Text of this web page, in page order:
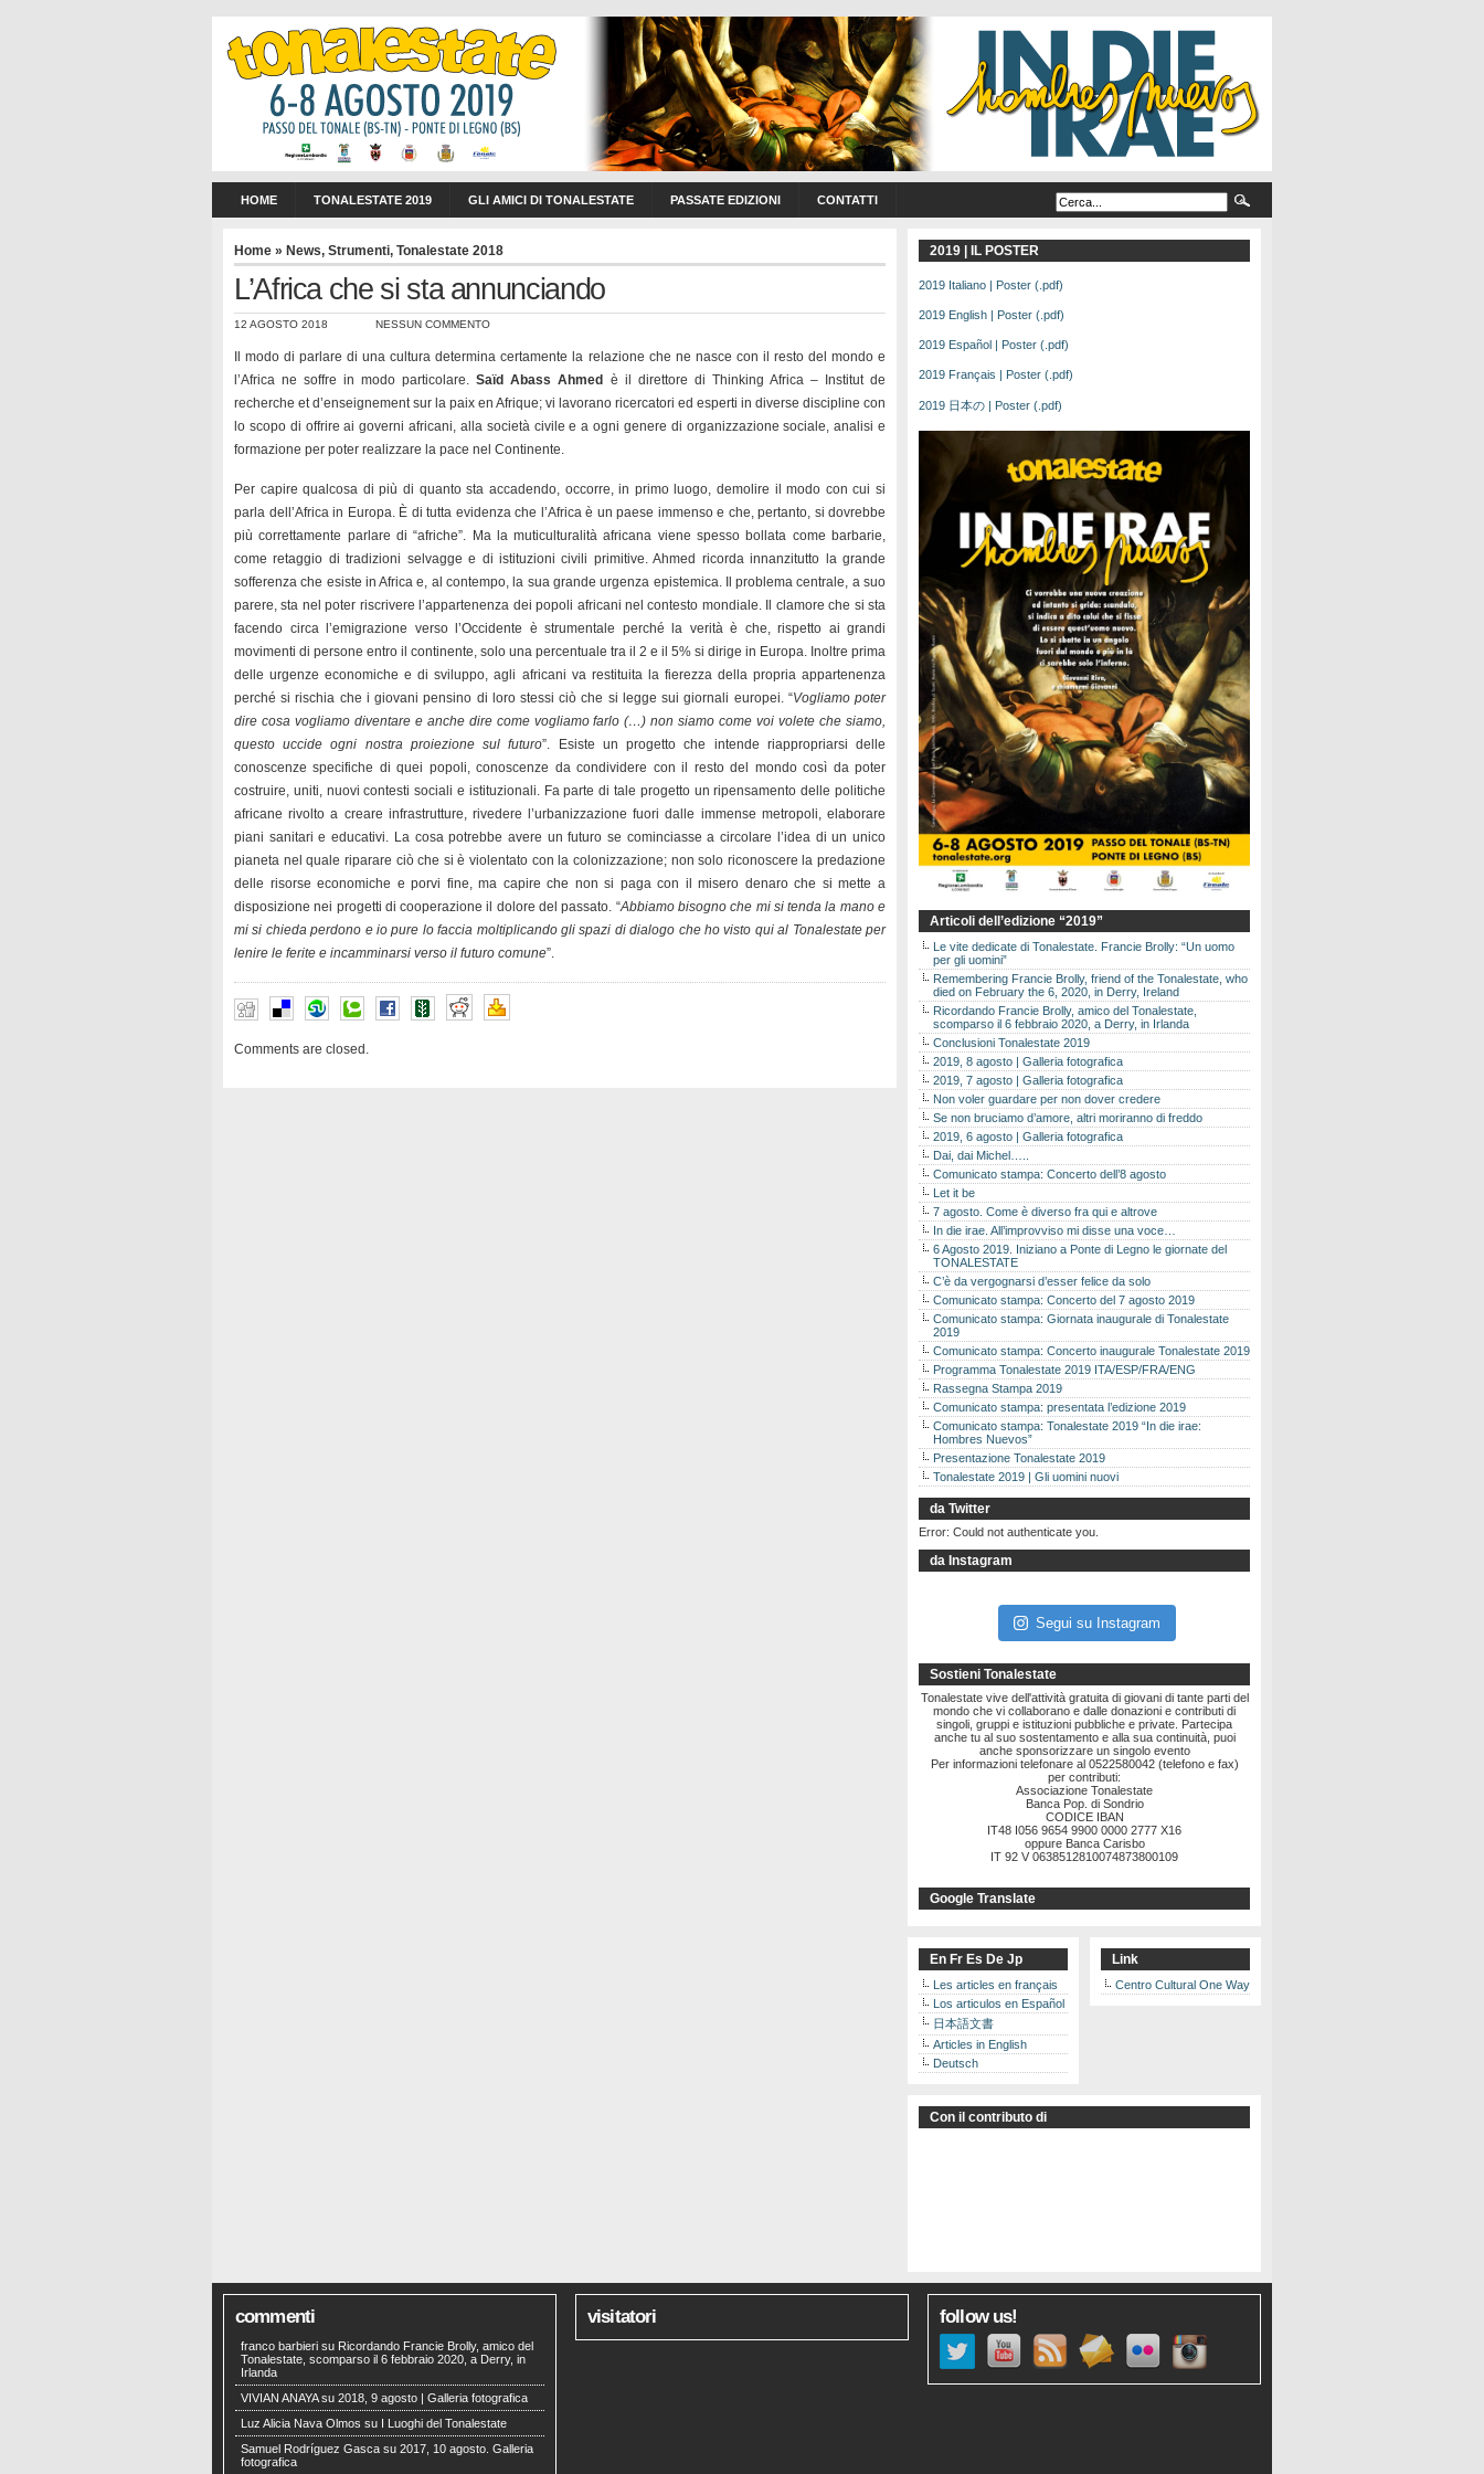
HOME TONALESTATE 2019 GLI AMICI DI TONALESTATE PASSATE EDIZIONI CONTATTI
Home » News, Strumenti, Tonalestate 2018
L’Africa che si sta annunciando
12 AGOSTO 2018 NESSUN COMMENTO
Il modo di parlare di una cultura determina certamente la relazione che ne nasce con il resto del mondo e
l’Africa ne soffre in modo particolare.Saïd Abass Ahmed
è il direttore di Thinking Africa – Institut de
recherche et d’enseignement sur la paix en Afrique; vi lavorano ricercatori ed esperti in diverse discipline con
lo scopo di offrire ai governi africani, alla società civile e a ogni genere di organizzazione sociale, analisi e
formazione per poter realizzare la pace nel Continente.
Per capire qualcosa di più di quanto sta accadendo, occorre, in primo luogo, demolire il modo con cui si
parla dell’Africa in Europa. È di tutta evidenza che l’Africa è un paese immenso e che, pertanto, si dovrebbe
più correttamente parlare di “afriche”. Ma la muticulturalità africana viene spesso bollata come barbarie,
come retaggio di tradizioni selvagge e di istituzioni civili primitive. Ahmed ricorda innanzitutto la grande
sofferenza che esiste in Africa e, al contempo, la sua grande urgenza epistemica. Il problema centrale, a suo
parere, sta nel poter riscrivere l’appartenenza dei popoli africani nel contesto mondiale. Il clamore che si sta
facendo circa l’emigrazione verso l’Occidente è strumentale perché la verità è che, rispetto ai grandi
movimenti di persone entro il continente, solo una percentuale tra il 2 e il 5% si dirige in Europa. Inoltre prima
delle urgenze economiche e di sviluppo, agli africani va restituita la fierezza della propria appartenenza
perché si rischia che i giovani pensino di loro stessi ciò che si legge sui giornali europei. “Vogliamo poter
dire cosa vogliamo diventare e anche dire come vogliamo farlo (…) non siamo come voi volete che siamo,
questo uccide ogni nostra proiezione sul futuro”. Esiste un progetto che intende riappropriarsi delle
conoscenze specifiche di quei popoli, conoscenze da condividere con il resto del mondo così da poter
costruire, uniti, nuovi contesti sociali e istituzionali. Fa parte di tale progetto un ripensamento delle politiche
africane rivolto a creare infrastrutture, rivedere l’urbanizzazione fuori dalle immense metropoli, elaborare
piani sanitari e educativi. La cosa potrebbe avere un futuro se cominciasse a circolare l’idea di un unico
pianeta nel quale riparare ciò che si è violentato con la colonizzazione; non solo riconoscere la predazione
delle risorse economiche e porvi fine, ma capire che non si paga con il misero denaro che si mette a
disposizione nei progetti di cooperazione il dolore del passato. “Abbiamo bisogno che mi si tenda la mano e
mi si chieda perdono e io pure lo faccia moltiplicando gli spazi di dialogo che ho visto qui al Tonalestate per
lenire le ferite e incamminarsi verso il futuro comune”.
Comments are closed.
2019 | IL POSTER
2019 Italiano | Poster (.pdf)
2019 English | Poster (.pdf)
2019 Español | Poster (.pdf)
2019 Français | Poster (.pdf)
2019 日本の | Poster (.pdf)
Articoli dell’edizione “2019”
Le vite dedicate di Tonalestate. Francie Brolly: “Un uomo
per gli uomini”
Remembering Francie Brolly, friend of the Tonalestate, who
died on February the 6, 2020, in Derry, Ireland
Ricordando Francie Brolly, amico del Tonalestate,
scomparso il 6 febbraio 2020, a Derry, in Irlanda
Conclusioni Tonalestate 2019
2019, 8 agosto | Galleria fotografica
2019, 7 agosto | Galleria fotografica
Non voler guardare per non dover credere
Se non bruciamo d’amore, altri moriranno di freddo
2019, 6 agosto | Galleria fotografica
Dai, dai Michel…..
Comunicato stampa: Concerto dell’8 agosto
Let it be
7 agosto. Come è diverso fra qui e altrove
In die irae. All’improvviso mi disse una voce…
6 Agosto 2019. Iniziano a Ponte di Legno le giornate del
TONALESTATE
C’è da vergognarsi d’esser felice da solo
Comunicato stampa: Concerto del 7 agosto 2019
Comunicato stampa: Giornata inaugurale di Tonalestate
2019
Comunicato stampa: Concerto inaugurale Tonalestate 2019
Programma Tonalestate 2019 ITA/ESP/FRA/ENG
Rassegna Stampa 2019
Comunicato stampa: presentata l’edizione 2019
Comunicato stampa: Tonalestate 2019 “In die irae:
Hombres Nuevos”
Presentazione Tonalestate 2019
Tonalestate 2019 | Gli uomini nuovi
da Twitter
Error: Could not authenticate you.
da Instagram
Segui su Instagram
Sostieni Tonalestate
Tonalestate vive dell'attività gratuita di giovani di tante parti del
mondo che vi collaborano e dalle donazioni e contributi di
singoli, gruppi e istituzioni pubbliche e private. Partecipa
anche tu al suo sostentamento e alla sua continuità, puoi
anche sponsorizzare un singolo evento
Per informazioni telefonare al 0522580042 (telefono e fax)
per contributi:
Associazione Tonalestate
Banca Pop. di Sondrio
CODICE IBAN
IT48 I056 9654 9900 0000 2777 X16
oppure Banca Carisbo
IT 92 V 0638512810074873800109
Google Translate
En Fr Es De Jp
Les articles en français
Los articulos en Español
日本語文書
Articles in English
Deutsch
Link
Centro Cultural One Way
Con il contributo di
commenti
franco barbieri su Ricordando Francie Brolly, amico del
Tonalestate, scomparso il 6 febbraio 2020, a Derry, in
Irlanda
VIVIAN ANAYAsu 2018, 9 agosto | Galleria fotografica
Luz Alicia Nava Olmos su
I Luoghi del Tonalestate
Samuel Rodríguez Gasca su 2017, 10 agosto. Galleria
fotografica
visitatori follow us!